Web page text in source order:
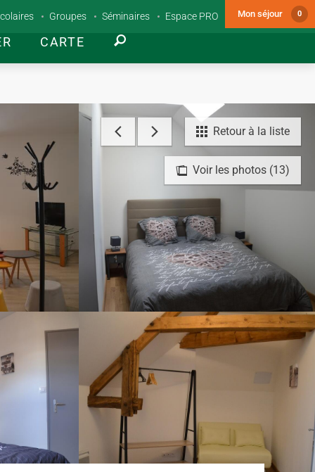
CARTE
Groupes Séminaires Espace PRO Mon séjour 0
Voir les photos (13)
Retour à la liste